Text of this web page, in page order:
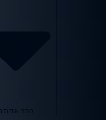
פתח אודותינו